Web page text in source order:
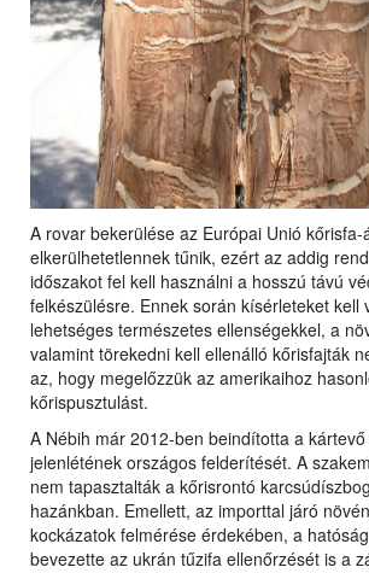
A rovar bekerülése az Európai Unió
elkerülhetetlennek tűnik, ezért az addig
időszakot fel kell használni a hosszú távú
felkészülésre. Ennek során kísérleteket kell
lehetséges természetes ellenségekkel, a
valamint törekedni kell ellenálló kőrisfajták
az, hogy megelőzzük az amerikaihoz
kőrispusztulást.
A Nébih már 2012-ben beindította a
jelenlétének országos felderítését. A
nem tapasztalták a kőrisrontó
hazánkban. Emellett, az importtal járó
kockázatok felmérése érdekében, a
bevezette az ukrán tűzifa ellenőrzését is a